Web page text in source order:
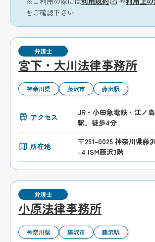
をご確認下さい
弁護士
宮下・大川法律事務所
神奈川県 藤沢市 藤沢駅
アクセス
JR・小田急電鉄・江ノ
駅」徒歩4分
所在地
〒251-0025 神奈川県藤
-4 ISM藤沢3階
弁護士
小原法律事務所
神奈川県 藤沢市 藤沢駅